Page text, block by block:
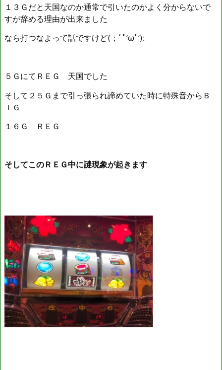
１３Ｇだと天国なのか通常で引いたのかよく分からないで
すが辞める理由が出来ました
なら打つなよって話ですけど(；ﾞﾟ’ωﾟ’):
５ＧにてＲＥＧ 天国でした
そして２５Ｇまで引っ張られ諦めていた時に特殊音からＢ
ＩＧ
１６Ｇ ＲＥＧ
そしてこのＲＥＧ中に謎現象が起きます